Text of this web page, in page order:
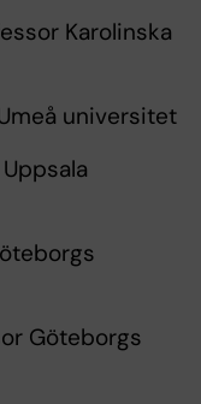
Karolinska
universitet
Göteborgs